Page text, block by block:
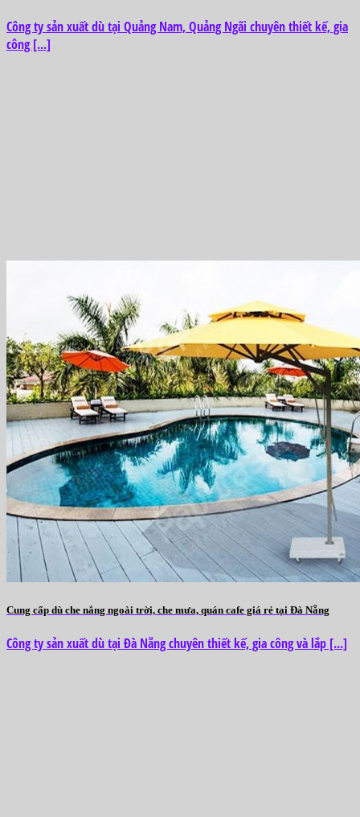
Công ty sản xuất dù tại Quảng Nam, Quảng Ngãi chuyên thiết kế, gia
công [...]
Cung cấp dù che nắng ngoài trời, che mưa, quán cafe giá rẻ tại Đà Nẵng
Công ty sản xuất dù tại Đà Nẵng chuyên thiết kế, gia công và lắp [...]